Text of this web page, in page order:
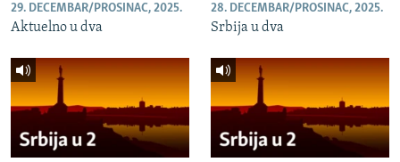
29. DECEMBAR/PROSINAC, 2025.
Aktuelno u dva
28. DECEMBAR/PROSINAC, 2025.
Srbija u dva